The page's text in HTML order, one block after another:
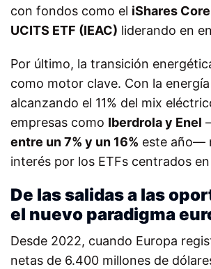
con fondos como el iShares
UCITS ETF (IEAC) liderando en
Por último, la transición
como motor clave. Con la
alcanzando el 11% del mix
empresas como Iberdrola y Enel
entre un 7% y un 16% este año—
interés por los ETFs centrados
De las salidas a las
el nuevo paradigma
Desde 2022, cuando Europa
netas de 6.400 millones de